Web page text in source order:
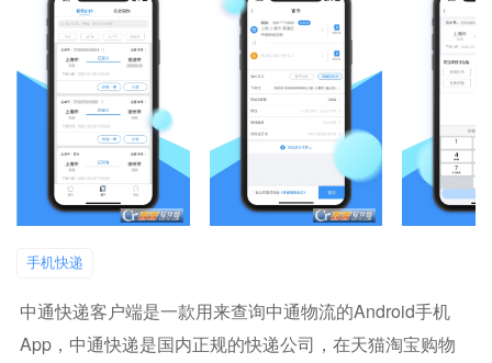
手机快递
中通快递客户端是一款用来查询中通物流的android手机
App，中通快递是国内正规的快递公司，在天猫淘宝购物